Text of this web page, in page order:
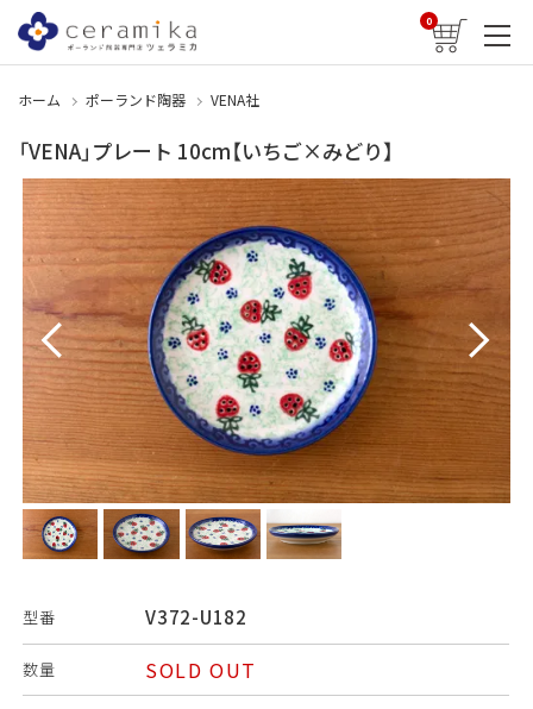
0
ホーム ポーランド陶器 VENA社
「VENA」プレート 10cm【いちご×みどり】
型番 V372-U182
数量 SOLD OUT